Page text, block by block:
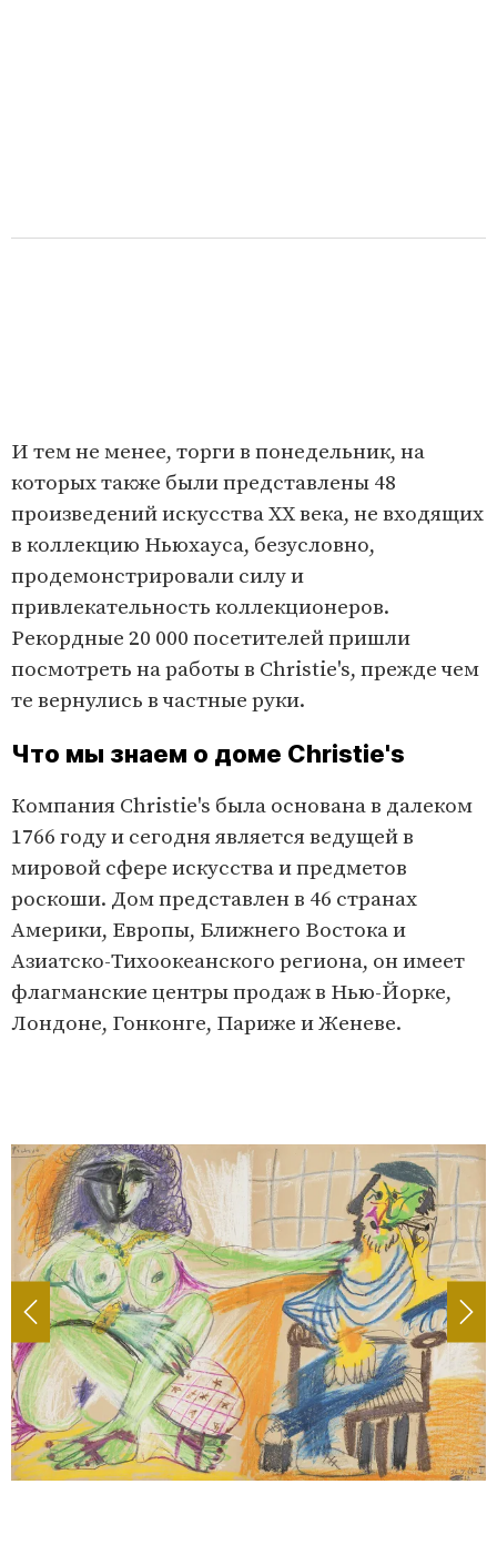
И тем не менее, торги в понедельник, на
которых также были представлены 48
произведений искусства XX века, не входящих
в коллекцию Ньюхауса, безусловно,
продемонстрировали силу и
привлекательность коллекционеров.
Рекордные 20 000 посетителей пришли
посмотреть на работы в Christie's, прежде чем
те вернулись в частные руки.
Что мы знаем о доме Christie's
Компания Christie's была основана в далеком
1766 году и сегодня является ведущей в
мировой сфере искусства и предметов
роскоши. Дом представлен в 46 странах
Америки, Европы, Ближнего Востока и
Азиатско-Тихоокеанского региона, он имеет
флагманские центры продаж в Нью-Йорке,
Лондоне, Гонконге, Париже и Женеве.